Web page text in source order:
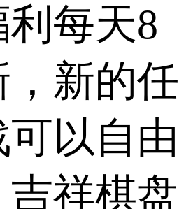
每天8
，新的任
以自由
祥棋盘